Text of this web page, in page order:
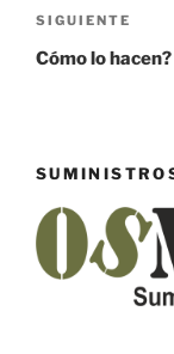
Siguiente
entrada
SIGUIENTE
Cómo lo